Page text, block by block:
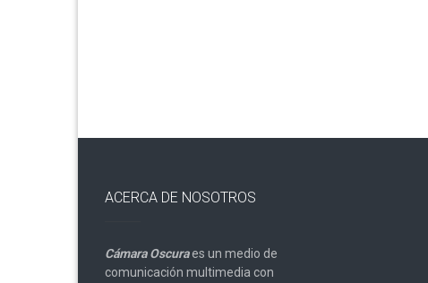
ACERCA DE NOSOTROS
Cámara Oscuraes un medio de
comunicación multimedia con